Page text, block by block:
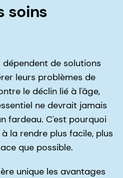
soins
dépendent de solutions
leurs problèmes de
le déclin lié à l'âge,
ne devrait jamais
fardeau. C'est pourquoi
la rendre plus facile, plus
que possible.
unique les avantages